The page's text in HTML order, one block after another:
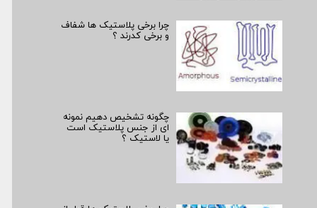
چرا برخی پلاستیک ها شفاف
و برخی کدرند ؟
چگونه تشخیص دهیم نمونه
­ای از جنس پلاستیک است
یا لاستیک ؟